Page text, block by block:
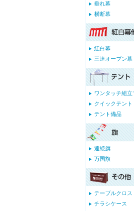
垂れ幕
横断幕
紅白幕
三連オープン幕
ワンタッチ組立
クイックテント
テント備品
連続旗
万国旗
テーブルクロス
チラシケース